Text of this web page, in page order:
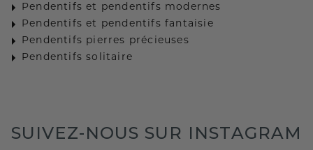
Pendentifs et pendentifs modernes
Pendentifs et pendentifs fantaisie
Pendentifs pierres précieuses
Pendentifs solitaire
SUIVEZ-NOUS SUR INSTAGRAM